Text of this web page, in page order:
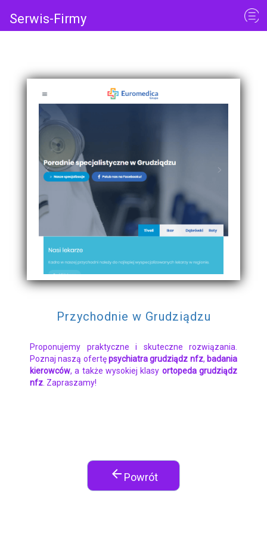
Serwis-Firmy
Przychodnie w Grudziądzu
Proponujemy praktyczne i skuteczne rozwiązania.
Poznaj naszą ofertępsychiatra grudziądz nfz, badania
kierowców, a także wysokiej klasy ortopeda grudziądz
nfz . Zapraszamy!
arrow_back Powrót